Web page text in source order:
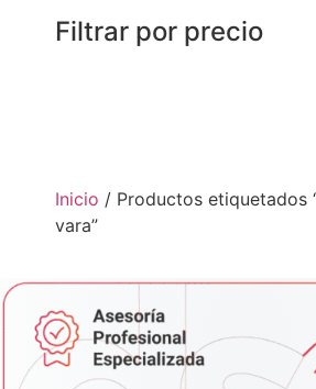
Filtrar por precio
Inicio / Productos etiquetados
vara”